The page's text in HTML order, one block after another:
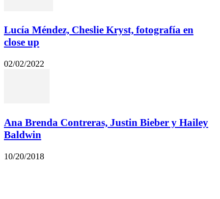
Lucía Méndez, Cheslie Kryst, fotografía en
close up
02/02/2022
Ana Brenda Contreras, Justin Bieber y Hailey
Baldwin
10/20/2018